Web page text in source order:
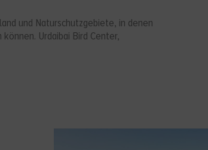
und Naturschutzgebiete, in denen
Urdaibai Bird Center,